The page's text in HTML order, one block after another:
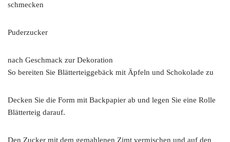
schmecken
Puderzucker
nach Geschmack zur Dekoration
So bereiten Sie Blätterteiggebäck mit Äpfeln und Schokolade zu
Decken Sie die Form mit Backpapier ab und legen Sie eine Rolle
Blätterteig darauf.
Den Zucker mit dem gemahlenen Zimt vermischen und auf den